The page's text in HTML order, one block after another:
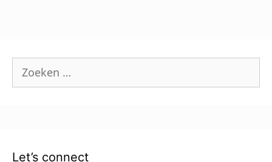
Zoek
naar:
Let’s connect